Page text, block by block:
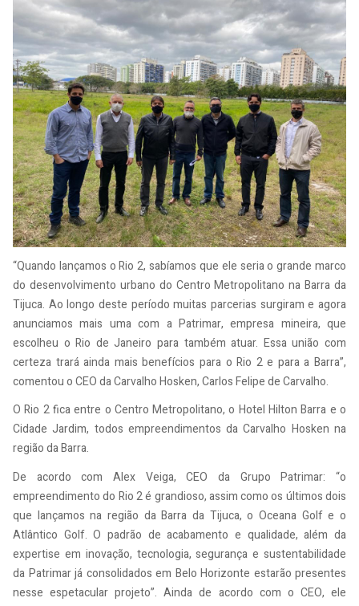
“Quando lançamos o Rio 2, sabíamos que ele seria o grande marco
do desenvolvimento urbano do Centro Metropolitano na Barra da
Tijuca. Ao longo deste período muitas parcerias surgiram e agora
anunciamos mais uma com a Patrimar, empresa mineira, que
escolheu o Rio de Janeiro para também atuar. Essa união com
certeza trará ainda mais benefícios para o Rio 2 e para a Barra”,
comentou o CEO da Carvalho Hosken, Carlos Felipe de Carvalho.
O Rio 2 fica entre o Centro Metropolitano, o Hotel Hilton Barra e o
Cidade Jardim, todos empreendimentos da Carvalho Hosken na
região da Barra.
De acordo com Alex Veiga, CEO da Grupo Patrimar: “o
empreendimento do Rio 2 é grandioso, assim como os últimos dois
que lançamos na região da Barra da Tijuca, o Oceana Golf e o
Atlântico Golf. O padrão de acabamento e qualidade, além da
expertise em inovação, tecnologia, segurança e sustentabilidade
da Patrimar já consolidados em Belo Horizonte estarão presentes
nesse espetacular projeto”. Ainda de acordo com o CEO, ele